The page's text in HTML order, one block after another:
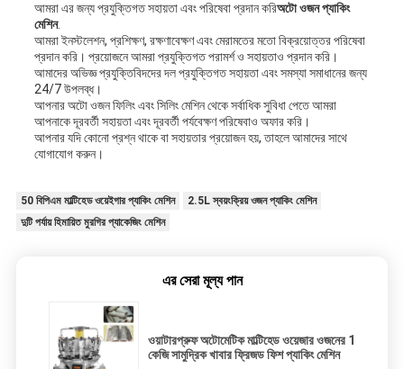
আমরা এর জন্য প্রযুক্তিগত সহায়তা এবং পরিষেবা প্রদান করিঅটো ওজন প্যাকিং
মেশিন.
আমরা ইনস্টলেশন, প্রশিক্ষণ, রক্ষণাবেক্ষণ এবং মেরামতের মতো বিক্রয়োত্তর পরিষেবা
প্রদান করি। প্রয়োজনে আমরা প্রযুক্তিগত পরামর্শ ও সহায়তাও প্রদান করি।
আমাদের অভিজ্ঞ প্রযুক্তিবিদদের দল প্রযুক্তিগত সহায়তা এবং সমস্যা সমাধানের জন্য
24/7 উপলব্ধ।
আপনার অটো ওজন ফিলিং এবং সিলিং মেশিন থেকে সর্বাধিক সুবিধা পেতে আমরা
আপনাকে দূরবর্তী সহায়তা এবং দূরবর্তী পর্যবেক্ষণ পরিষেবাও অফার করি।
আপনার যদি কোনো প্রশ্ন থাকে বা সহায়তার প্রয়োজন হয়, তাহলে আমাদের সাথে
যোগাযোগ করুন।
50 বিপিএম মাল্টিহেড ওয়েইগার প্যাকিং মেশিন
2.5L স্বয়ংক্রিয় ওজন প্যাকিং মেশিন
দুটি পর্যায় হিমায়িত মুরগির প্যাকেজিং মেশিন
এর সেরা মূল্য পান
ওয়াটারপ্রুফ অটোমেটিক মাল্টিহেড ওয়েজার ওজনের 1
কেজি সামুদ্রিক খাবার ফ্রিজড ফিশ প্যাকিং মেশিন